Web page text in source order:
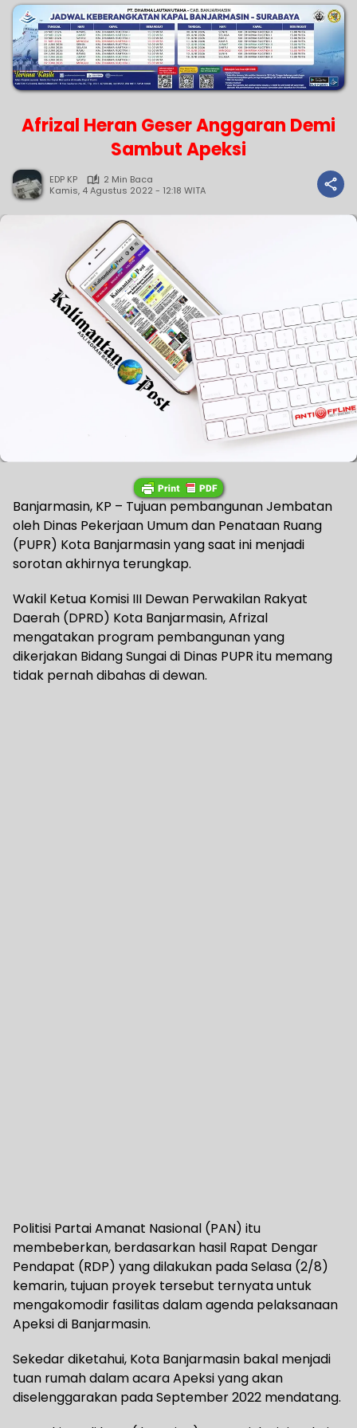
Afrizal Heran Geser Anggaran Demi
Sambut Apeksi
EDP KP
2 Min Baca
Kamis, 4 Agustus 2022 - 12:18 WITA
Banjarmasin, KP – Tujuan pembangunan Jembatan
oleh Dinas Pekerjaan Umum dan Penataan Ruang
(PUPR) Kota Banjarmasin yang saat ini menjadi
sorotan akhirnya terungkap.
Wakil Ketua Komisi III Dewan Perwakilan Rakyat
Daerah (DPRD) Kota Banjarmasin, Afrizal
mengatakan program pembangunan yang
dikerjakan Bidang Sungai di Dinas PUPR itu memang
tidak pernah dibahas di dewan.
Politisi Partai Amanat Nasional (PAN) itu
membeberkan, berdasarkan hasil Rapat Dengar
Pendapat (RDP) yang dilakukan pada Selasa (2/8)
kemarin, tujuan proyek tersebut ternyata untuk
mengakomodir fasilitas dalam agenda pelaksanaan
Apeksi di Banjarmasin.
Sekedar diketahui, Kota Banjarmasin bakal menjadi
tuan rumah dalam acara Apeksi yang akan
diselenggarakan pada September 2022 mendatang.